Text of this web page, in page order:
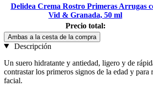
Delidea Crema Rostro Primeras Arrugas
Vid & Granada, 50 ml
Precio total:
Ambas a la cesta de la compra
Descripción
Un suero hidratante y antiedad, ligero y de
contrastar los primeros signos de la edad y para
facial.